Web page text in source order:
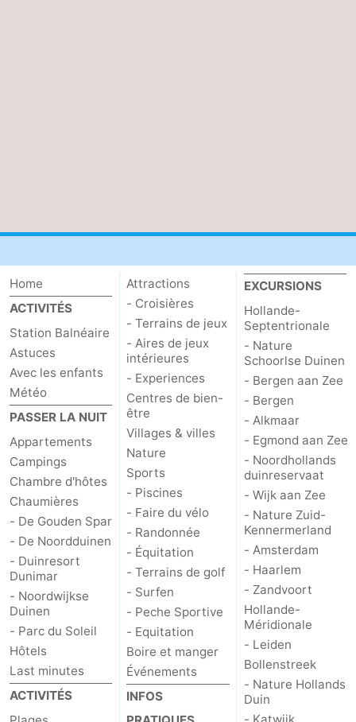
Home
ACTIVITÉS
Station Balnéaire
Astuces
Avec les enfants
Météo
PASSER LA NUIT
Appartements
Campings
Chambre d'hôtes
Chaumières
- De Gouden Spar
- De Noordduinen
- Duinresort
Dunimar
- Noordwijkse
Duinen
- Parc du Soleil
Hôtels
Last minutes
ACTIVITÉS
Attractions
- Croisières
- Terrains de jeux
- Aires de jeux
intérieures
- Experiences
Centres de bien-
être
Villages & villes
Nature
Sports
- Piscines
- Faire du vélo
- Randonnée
- Équitation
- Terrains de golf
- Surfen
- Peche Sportive
- Equitation
Boire et manger
Événements
INFOS
EXCURSIONS
Hollande-
Septentrionale
- Nature
Schoorlse Duinen
- Bergen aan Zee
- Bergen
- Alkmaar
- Egmond aan Zee
- Noordhollands
duinreservaat
- Wijk aan Zee
- Nature Zuid-
Kennermerland
- Amsterdam
- Haarlem
- Zandvoort
Hollande-
Méridionale
- Leiden
Bollenstreek
- Nature Hollands
Duin